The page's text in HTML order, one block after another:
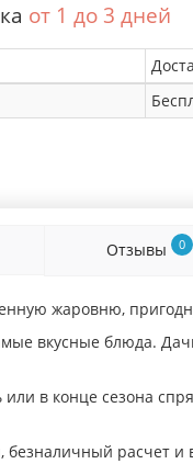
от 1 до 3 дней
Отзывы 0
жаровню,
вкусные блюда.
в конце сезона
безналичный расчет и